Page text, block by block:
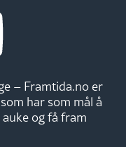
– Framtida.no er
har som mål å
og få fram